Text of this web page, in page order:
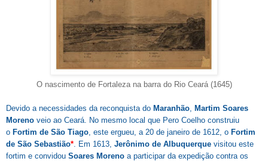
O nascimento de Fortaleza na barra do Rio Ceará (1645)
Devido a necessidades da reconquista do Maranhão Martim Soares
Moreno veio ao Ceará. No mesmo local que Pero Coelho construiu
o Fortim de São Tiago , este ergueu, a 20 de janeiro de 1612, o Fortim
de São Sebastião* . Em 1613, Jerônimo de Albuquerque visitou este
fortim e convidou Soares Moreno a participar da expedição contra os